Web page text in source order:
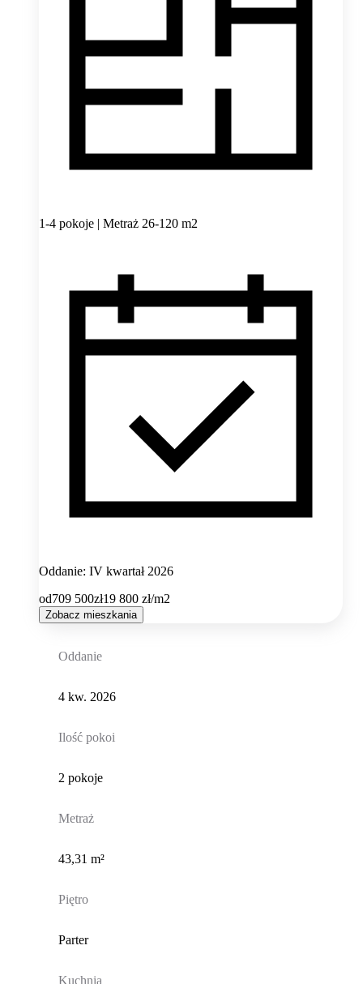
1-4 pokoje | Metraż 26-120 m2
Oddanie: IV kwartał 2026
od709 500zł19 800 zł/m2
Zobacz mieszkania
Oddanie
4 kw. 2026
Ilość pokoi
2 pokoje
Metraż
43,31 m²
Piętro
Parter
Kuchnia